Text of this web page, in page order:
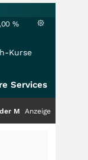
%
Kurse
Services
noch immer nur die
Anzeige